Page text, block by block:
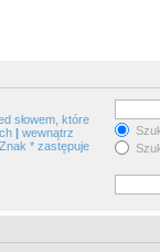
słowem, które
| wewnątrz
* zastępuje